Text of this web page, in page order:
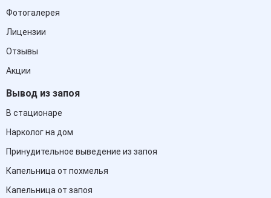
Фотогалерея
Лицензии
Отзывы
Акции
Вывод из запоя
В стационаре
Нарколог на дом
Принудительное выведение из запоя
Капельница от похмелья
Капельница от запоя